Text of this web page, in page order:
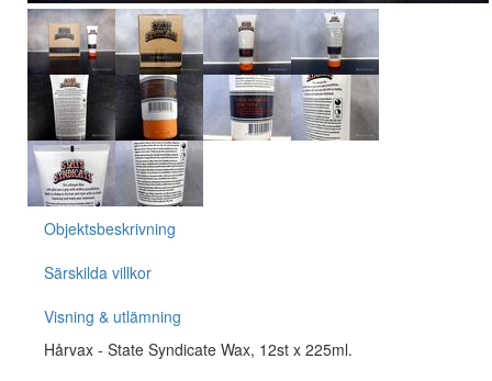
Objektsbeskrivning
Särskilda villkor
Visning & utlämning
Hårvax - State Syndicate Wax, 12st x 225ml.